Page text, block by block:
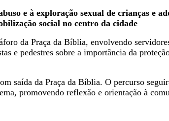
e à exploração sexual de crianças e
social no centro da cidade
da Praça da Bíblia, envolvendo
e pedestres sobre a importância da
saída da Praça da Bíblia. O percurso
promovendo reflexão e orientação à